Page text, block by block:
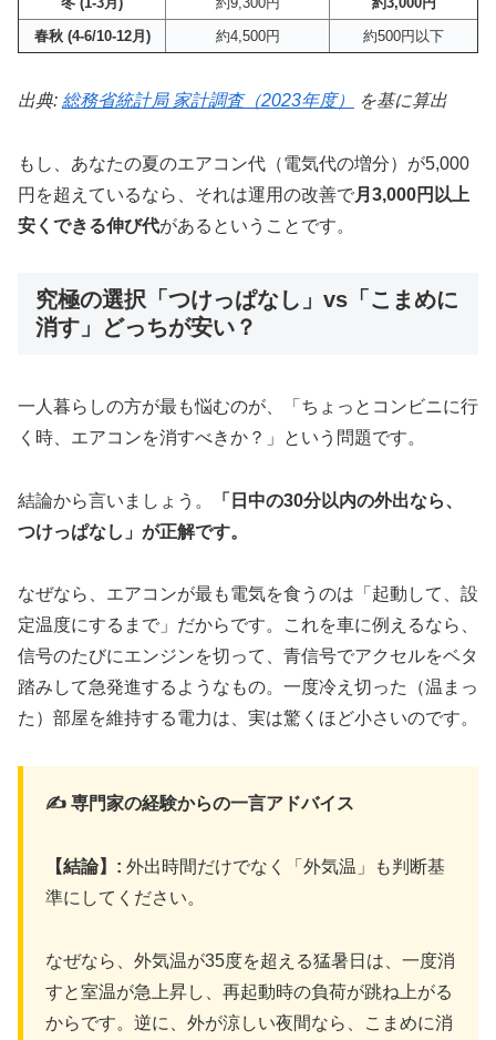
春秋 (4-6/10-12月)
約4,500円 約500円以下
出典: 総務省統計局 家計調査（2023年度） を基に算出
もし、あなたの夏のエアコン代（電気代の増分）が5,000
円を超えているなら、それは運用の改善で月3,000円以上
安くできる伸び代があるということです。
究極の選択「つけっぱなし」vs「こまめに
消す」どっちが安い？
一人暮らしの方が最も悩むのが、「ちょっとコンビニに行
く時、エアコンを消すべきか？」という問題です。
結論から言いましょう。
「日中の30分以内の外出なら、
つけっぱなし」が正解です。
なぜなら、エアコンが最も電気を食うのは「起動して、設
定温度にするまで」だからです。これを車に例えるなら、
信号のたびにエンジンを切って、青信号でアクセルをベタ
踏みして急発進するようなもの。一度冷え切った（温まっ
た）部屋を維持する電力は、実は驚くほど小さいのです。
✍️ 専門家の経験からの一言アドバイス
【結論】: 外出時間だけでなく「外気温」も判断基
準にしてください。
なぜなら、外気温が35度を超える猛暑日は、一度消
すと室温が急上昇し、再起動時の負荷が跳ね上がる
からです。逆に、外が涼しい夜間なら、こまめに消